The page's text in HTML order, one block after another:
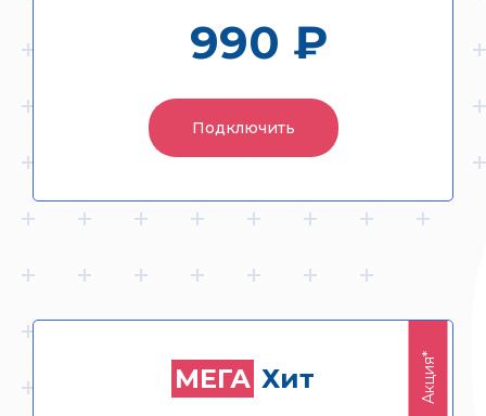
990 ₽
Подключить
1240 ₽
Подключить
Акция*
МЕГА Хит
+ Кабельное ТВ